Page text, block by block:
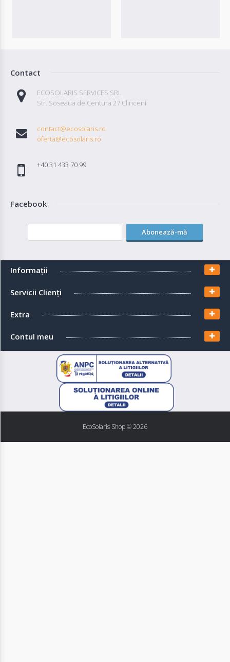
Contact
ECOSOLARIS SERVICES SRL
Str. Soseaua de Centura 27 Clinceni
contact@ecosolaris.ro
oferta@ecosolaris.ro
+40 31 433 70 99
Facebook
Abonează-mă
Informaţii
Servicii Clienţi
Extra
Contul meu
EcoSolaris Shop© 2026